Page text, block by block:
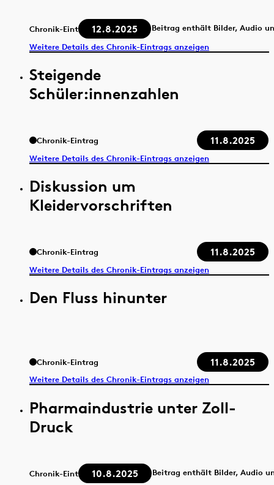
Chronik-Eintrag 12.8.2025
Beitrag enthält Bilder, Audio
Weitere Details des Chronik-Eintrags anzeigen
Steigende
Schüler:innenzahlen
Chronik-Eintrag 11.8.2025
Weitere Details des Chronik-Eintrags anzeigen
Diskussion um
Kleidervorschriften
Chronik-Eintrag 11.8.2025
Weitere Details des Chronik-Eintrags anzeigen
Den Fluss hinunter
Chronik-Eintrag 11.8.2025
Weitere Details des Chronik-Eintrags anzeigen
Pharmaindustrie unter Zoll-
Druck
Chronik-Eintrag 10.8.2025
Beitrag enthält Bilder, Audio